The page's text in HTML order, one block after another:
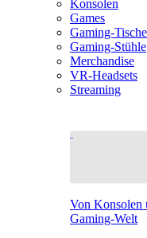
Konsolen
Games
Gaming-Tische
Gaming-Stühle
Merchandise
VR-Headsets
Streaming
Von Konsolen
Gaming-Welt